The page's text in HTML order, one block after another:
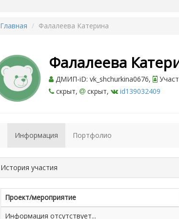
Главная Фалалеева Катерина
Фалалеева
ДМИП-iD: vk_shchurkina0676,
скрыт,
скрыт, id139032409
Информация Портфолио
История участия
Проект/мероприятие
Информация отсутствует...